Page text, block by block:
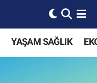
YAŞAM SAĞLIK